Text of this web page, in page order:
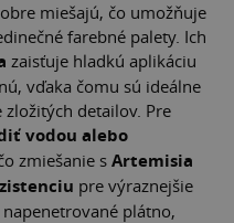
miešajú, čo umožňuje
farebné palety. Ich
zaisťuje hladkú aplikáciu
vďaka čomu sú ideálne
detailov. Pre
vodou alebo
zmiešanie s Artemisia
pre výraznejšie
plátno,